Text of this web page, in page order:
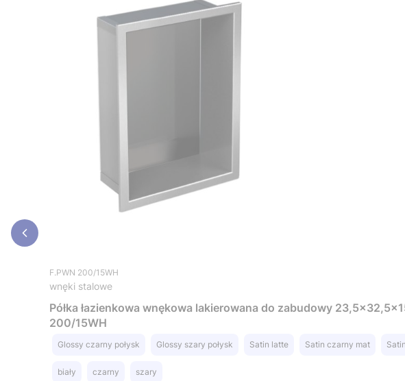
F.PWN 200/15WH
wnęki stalowe
Półka łazienkowa wnękowa lakierowana do zabudowy
200/15WH
Glossy czarny połysk Glossy szary połysk Satin latte Satin czarny mat
biały czarny szary